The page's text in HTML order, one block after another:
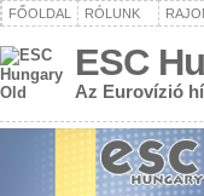
FŐOLDAL RÓLUNK
ESC
Az Eurovízió